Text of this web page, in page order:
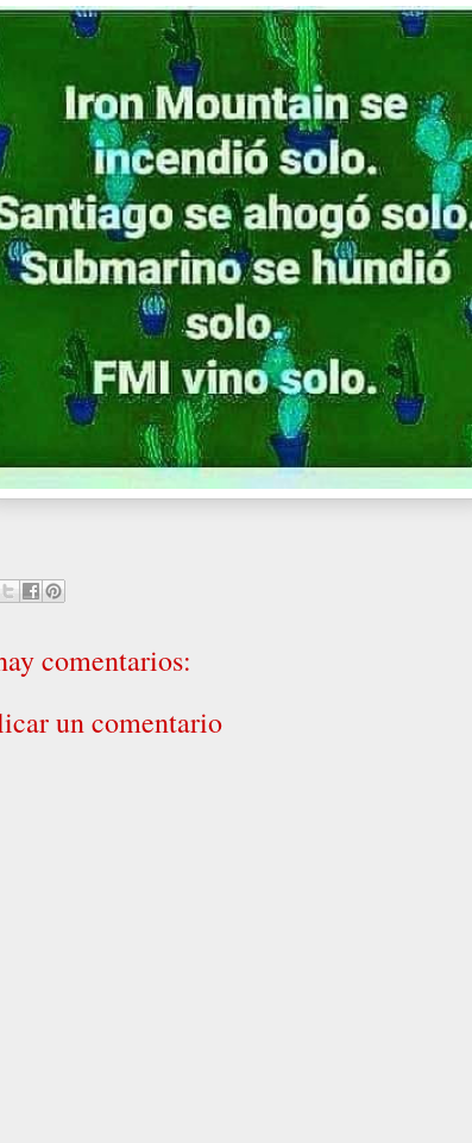
comentarios:
un comentario